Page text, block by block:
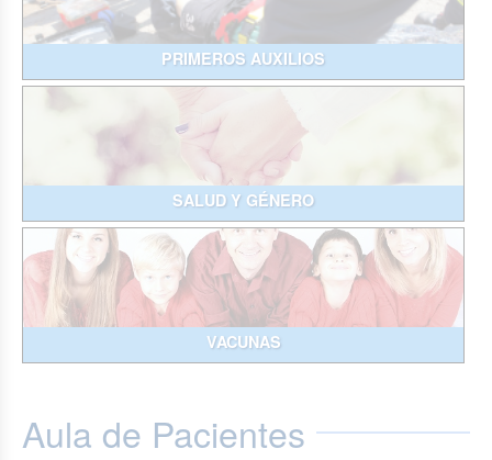
PRIMEROS AUXILIOS
SALUD Y GÉNERO
VACUNAS
Aula de Pacientes